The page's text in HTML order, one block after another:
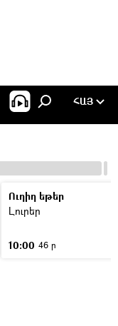
ՀԱՅ
Ուղիղ եթեր
Լուրեր
10:00 46 ր